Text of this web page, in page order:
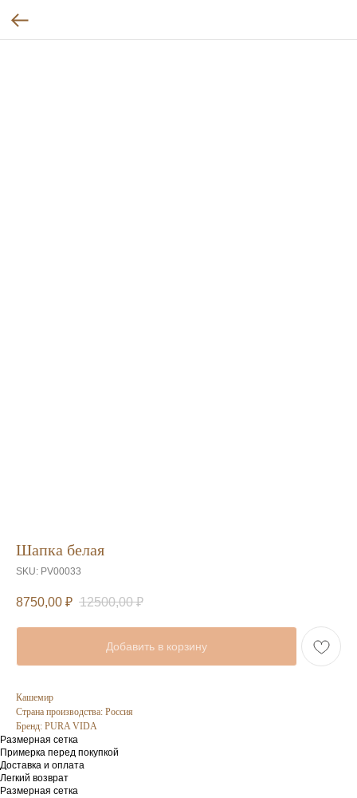
Шапка белая
SKU: PV00033
8750,00 ₽ 12500,00 ₽
Добавить в корзину
Кашемир
Страна производства: Россия
Бренд: PURA VIDA
Размерная сетка
Примерка перед покупкой
Доставка и оплата
Легкий возврат
Размерная сетка